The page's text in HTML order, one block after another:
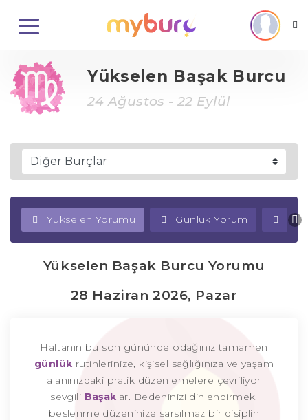
Yükselen Başak Burcu
24 Ağustos - 22 Eylül
Yükselen Yorumu Günlük Yorum
Yükselen Başak Burcu Yorumu
28 Haziran 2026, Pazar
Haftanın bu son gününde odağınız tamamen
günlük rutinlerinize, kişisel sağlığınıza ve yaşam
alanınızdaki pratik düzenlemelere çevriliyor
sevgili Başaklar. Bedeninizi dinlendirmek,
beslenme düzeninize sarsılmaz bir disiplin